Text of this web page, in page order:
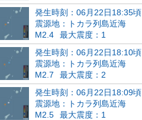
発生時刻：06月22日18:35頃
震源地：トカラ列島近海
M2.4
最大震度：1
発生時刻：06月22日18:10頃
震源地：トカラ列島近海
M2.7
最大震度：2
発生時刻：06月22日18:09頃
震源地：トカラ列島近海
M2.5
最大震度：1